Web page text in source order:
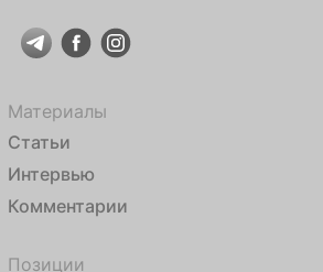
Материалы
Статьи
Интервью
Комментарии
Позиции